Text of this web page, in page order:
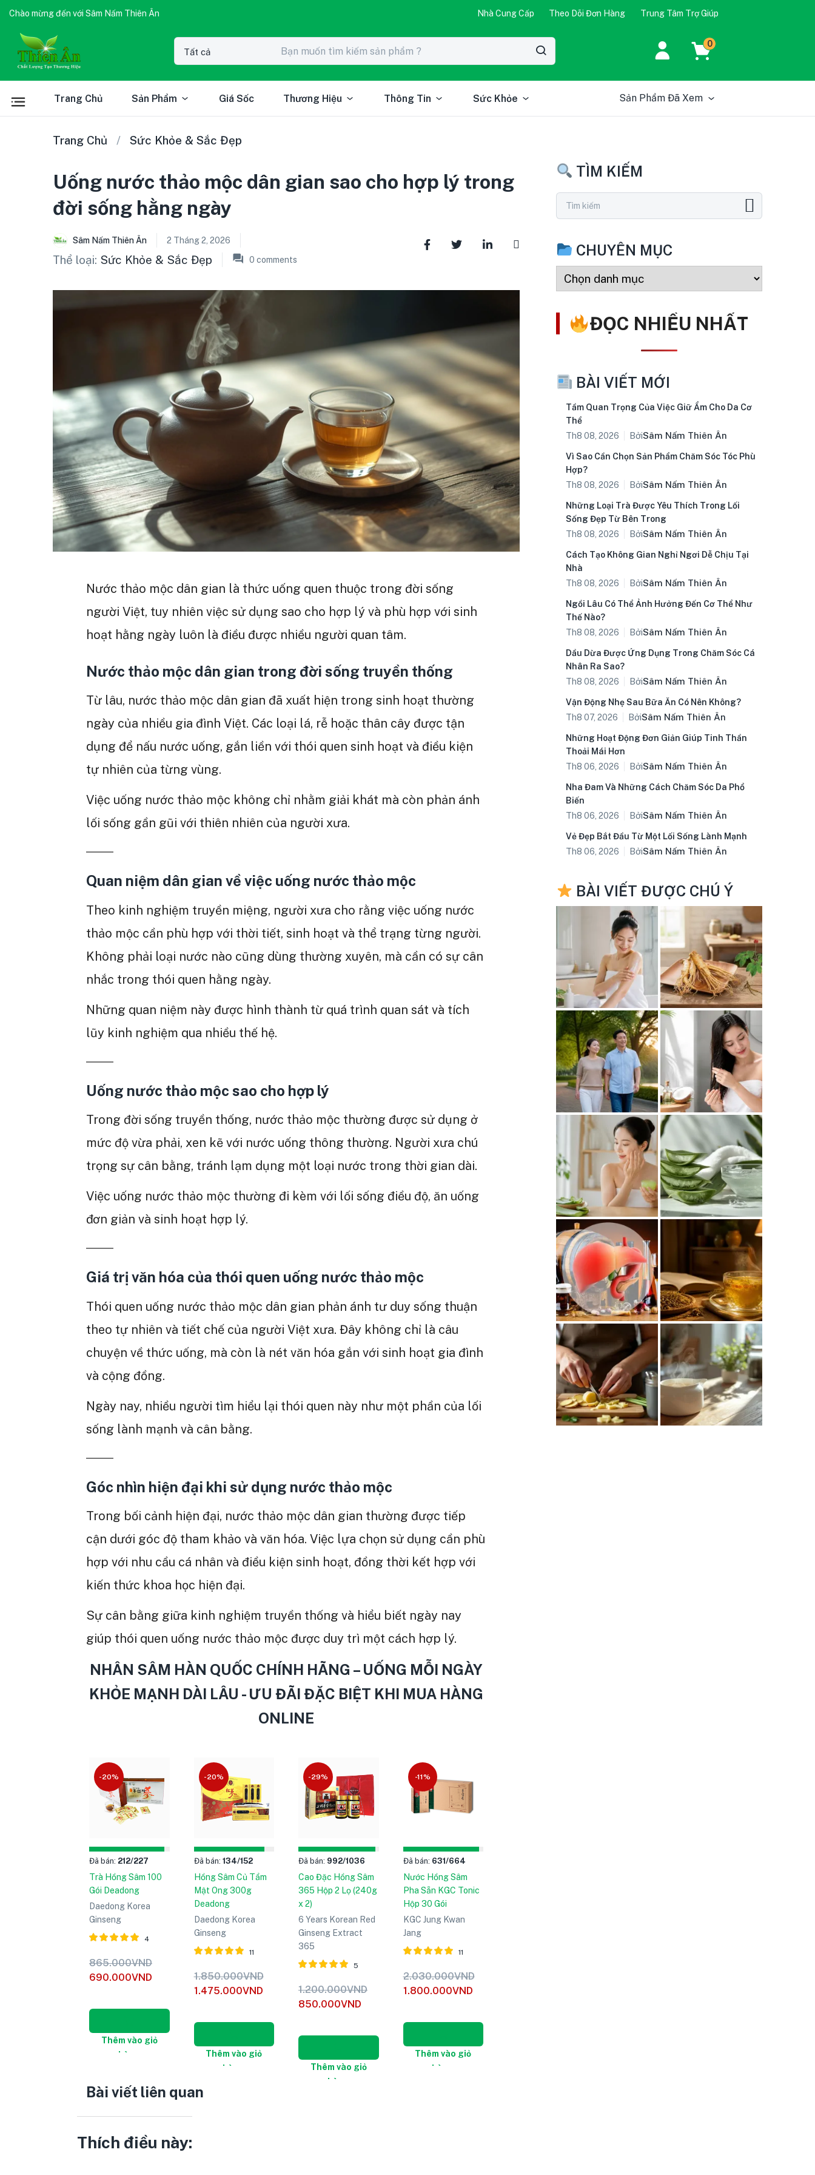
Chào mừng đến với Sâm Nấm Thiên Ân Nhà Cung Cấp Theo Dõi Đơn Hàng Trung Tâm Trợ Giúp
0
Trang Chủ Sản Phẩm Giá Sốc Thương Hiệu Thông Tin Sức Khỏe Sản Phẩm Đã Xem
Trang Chủ Sức Khỏe & Sắc Đẹp
Uống nước thảo mộc dân gian sao cho hợp lý trong
đời sống hằng ngày
Sâm Nấm Thiên Ân 2 Tháng 2, 2026
Thể loại: Sức Khỏe & Sắc Đẹp 0 comments
Nước thảo mộc dân gian là thức uống quen thuộc trong đời sống
người Việt, tuy nhiên việc sử dụng sao cho hợp lý và phù hợp với sinh
hoạt hằng ngày luôn là điều được nhiều người quan tâm.
Nước thảo mộc dân gian trong đời sống truyền thống
Từ lâu, nước thảo mộc dân gian đã xuất hiện trong sinh hoạt thường
ngày của nhiều gia đình Việt. Các loại lá, rễ hoặc thân cây được tận
dụng để nấu nước uống, gắn liền với thói quen sinh hoạt và điều kiện
tự nhiên của từng vùng.
Việc uống nước thảo mộc không chỉ nhằm giải khát mà còn phản ánh
lối sống gần gũi với thiên nhiên của người xưa.
Quan niệm dân gian về việc uống nước thảo mộc
Theo kinh nghiệm truyền miệng, người xưa cho rằng việc uống nước
thảo mộc cần phù hợp với thời tiết, sinh hoạt và thể trạng từng người.
Không phải loại nước nào cũng dùng thường xuyên, mà cần có sự cân
nhắc trong thói quen hằng ngày.
Những quan niệm này được hình thành từ quá trình quan sát và tích
lũy kinh nghiệm qua nhiều thế hệ.
Uống nước thảo mộc sao cho hợp lý
Trong đời sống truyền thống, nước thảo mộc thường được sử dụng ở
mức độ vừa phải, xen kẽ với nước uống thông thường. Người xưa chú
trọng sự cân bằng, tránh lạm dụng một loại nước trong thời gian dài.
Việc uống nước thảo mộc thường đi kèm với lối sống điều độ, ăn uống
đơn giản và sinh hoạt hợp lý.
Giá trị văn hóa của thói quen uống nước thảo mộc
Thói quen uống nước thảo mộc dân gian phản ánh tư duy sống thuận
theo tự nhiên và tiết chế của người Việt xưa. Đây không chỉ là câu
chuyện về thức uống, mà còn là nét văn hóa gắn với sinh hoạt gia đình
và cộng đồng.
Ngày nay, nhiều người tìm hiểu lại thói quen này như một phần của lối
sống lành mạnh và cân bằng.
Góc nhìn hiện đại khi sử dụng nước thảo mộc
Trong bối cảnh hiện đại, nước thảo mộc dân gian thường được tiếp
cận dưới góc độ tham khảo và văn hóa. Việc lựa chọn sử dụng cần phù
hợp với nhu cầu cá nhân và điều kiện sinh hoạt, đồng thời kết hợp với
kiến thức khoa học hiện đại.
Sự cân bằng giữa kinh nghiệm truyền thống và hiểu biết ngày nay
giúp thói quen uống nước thảo mộc được duy trì một cách hợp lý.
NHÂN SÂM HÀN QUỐC CHÍNH HÃNG – UỐNG MỖI NGÀY
KHỎE MẠNH DÀI LÂU - ƯU ĐÃI ĐẶC BIỆT KHI MUA HÀNG
ONLINE
-20%
Đã bán: 212/227
Trà Hồng Sâm 100
Gói Deadong
Daedong Korea
Ginseng
Được xếp
hạng5.00
5 sao
4
865.000VND
690.000VND
Thêm vào giỏ
hàng
-20%
Đã bán: 134/152
Hồng Sâm Củ Tẩm
Mật Ong 300g
Deadong
Daedong Korea
Ginseng
Được xếp
hạng5.00
5 sao
11
1.850.000VND
1.475.000VND
Thêm vào giỏ
hàng
-29%
Đã bán: 992/1036
Cao Đặc Hồng Sâm
365 Hộp 2 Lọ (240g
x 2)
6 Years Korean Red
Ginseng Extract
365
Được xếp
hạng5.00
5 sao
5
1.200.000VND
850.000VND
Thêm vào giỏ
hàng
-11%
Đã bán: 631/664
Nước Hồng Sâm
Pha Sẵn KGC Tonic
Hộp 30 Gói
KGC Jung Kwan
Jang
Được xếp
hạng5.00
5 sao
11
2.030.000VND
1.800.000VND
Thêm vào giỏ
hàng
Bài viết liên quan
Thích điều này:
TÌM KIẾM
CHUYÊN MỤC
ĐỌC NHIỀU NHẤT
BÀI VIẾT MỚI
Tầm Quan Trọng Của Việc Giữ Ẩm Cho Da Cơ
Thể
Th8 08, 2026
BởiSâm Nấm Thiên Ân
Vì Sao Cần Chọn Sản Phẩm Chăm Sóc Tóc Phù
Hợp?
Th8 08, 2026
BởiSâm Nấm Thiên Ân
Những Loại Trà Được Yêu Thích Trong Lối
Sống Đẹp Từ Bên Trong
Th8 08, 2026
BởiSâm Nấm Thiên Ân
Cách Tạo Không Gian Nghỉ Ngơi Dễ Chịu Tại
Nhà
Th8 08, 2026
BởiSâm Nấm Thiên Ân
Ngồi Lâu Có Thể Ảnh Hưởng Đến Cơ Thể Như
Thế Nào?
Th8 08, 2026
BởiSâm Nấm Thiên Ân
Dầu Dừa Được Ứng Dụng Trong Chăm Sóc Cá
Nhân Ra Sao?
Th8 08, 2026
BởiSâm Nấm Thiên Ân
Vận Động Nhẹ Sau Bữa Ăn Có Nên Không?
Th8 07, 2026
BởiSâm Nấm Thiên Ân
Những Hoạt Động Đơn Giản Giúp Tinh Thần
Thoải Mái Hơn
Th8 06, 2026
BởiSâm Nấm Thiên Ân
Nha Đam Và Những Cách Chăm Sóc Da Phổ
Biến
Th8 06, 2026
BởiSâm Nấm Thiên Ân
Vẻ Đẹp Bắt Đầu Từ Một Lối Sống Lành Mạnh
Th8 06, 2026
BởiSâm Nấm Thiên Ân
BÀI VIẾT ĐƯỢC CHÚ Ý